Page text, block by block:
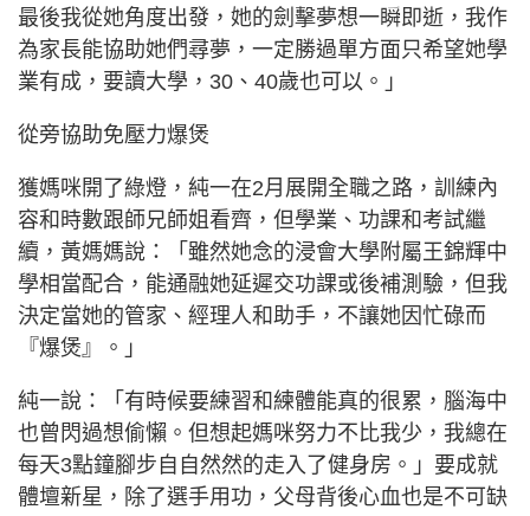
最後我從她角度出發，她的劍擊夢想一瞬即逝，我作
為家長能協助她們尋夢，一定勝過單方面只希望她學
業有成，要讀大學，30、40歲也可以。」
從旁協助免壓力爆煲
獲媽咪開了綠燈，純一在2月展開全職之路，訓練內
容和時數跟師兄師姐看齊，但學業、功課和考試繼
續，黃媽媽說：「雖然她念的浸會大學附屬王錦輝中
學相當配合，能通融她延遲交功課或後補測驗，但我
決定當她的管家、經理人和助手，不讓她因忙碌而
『爆煲』。」
純一說：「有時候要練習和練體能真的很累，腦海中
也曾閃過想偷懶。但想起媽咪努力不比我少，我總在
每天3點鐘腳步自自然然的走入了健身房。」要成就
體壇新星，除了選手用功，父母背後心血也是不可缺